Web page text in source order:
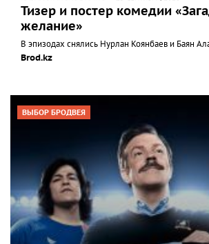
Тизер и постер комедии
желание»
В эпизодах снялись Нурлан Коянбаев и Баян
Brod.kz
ВЫБОР БРОДВЕЯ